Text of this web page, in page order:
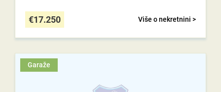
Više o nekretnini >
€17.250
Garaže